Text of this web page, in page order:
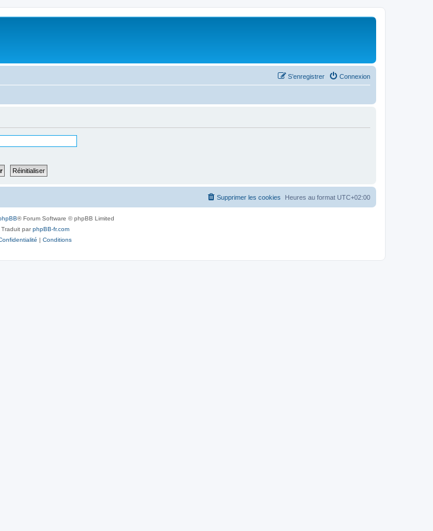
Connexion
S’enregistrer
Heures au format UTC+02:00
Supprimer les cookies
® Forum Software © phpBB Limited
Traduit parphpBB-fr.com
| Conditions